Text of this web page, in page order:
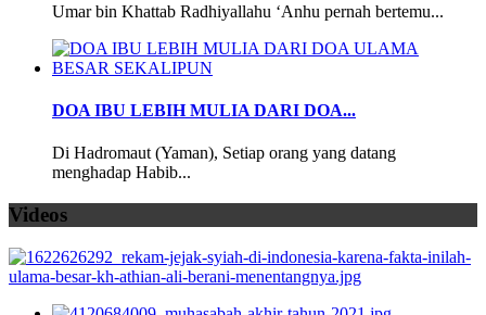
Umar bin Khattab Radhiyallahu ‘Anhu pernah bertemu...
DOA IBU LEBIH MULIA DARI DOA...
Di Hadromaut (Yaman), Setiap orang yang datang
menghadap Habib...
Videos